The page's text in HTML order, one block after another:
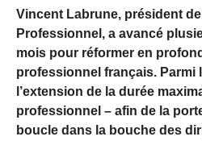
Vincent Labrune, président de
Professionnel, a avancé
mois pour réformer en
professionnel français. Parmi
l’extension de la durée
professionnel – afin de la
boucle dans la bouche des